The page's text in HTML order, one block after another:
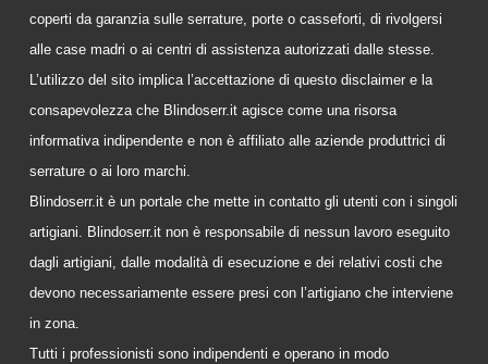
coperti da garanzia sulle serrature, porte o casseforti, di rivolgersi
alle case madri o ai centri di assistenza autorizzati dalle stesse.
L’utilizzo del sito implica l’accettazione di questo disclaimer e la
consapevolezza che Blindoserr.it agisce come una risorsa
informativa indipendente e non è affiliato alle aziende produttrici di
serrature o ai loro marchi.
Blindoserr.it è un portale che mette in contatto gli utenti con i singoli
artigiani. Blindoserr.it non è responsabile di nessun lavoro eseguito
dagli artigiani, dalle modalità di esecuzione e dei relativi costi che
devono necessariamente essere presi con l’artigiano che interviene
in zona.
Tutti i professionisti sono indipendenti e operano in modo